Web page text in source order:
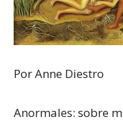
Por Anne Diestro
Anormales: sobre